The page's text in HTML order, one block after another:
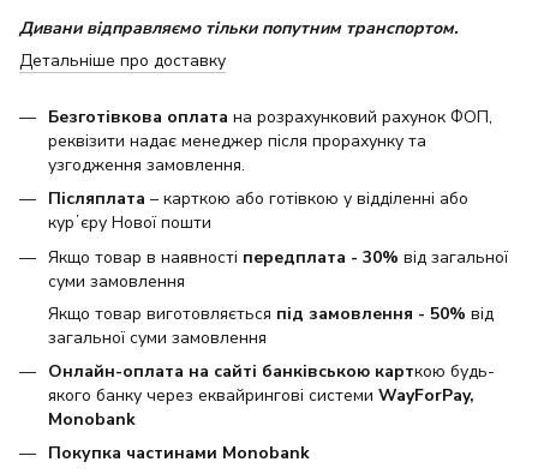
Дивани відправляємо тільки попутним транспортом.
Детальніше про доставку
Безготівкова оплата на розрахунковий рахунок ФОП,
реквізити надає менеджер після прорахунку та
узгодження замовлення.
Післяплата – карткою або готівкою у відділенні або
курʼєру Нової пошти
Якщо товар в наявності передплата - 30% від загальної
суми замовлення
Якщо товар виготовляється під замовлення - 50% від
загальної суми замовлення
Онлайн-оплата на сайті банківською карткою будь-
якого банку через еквайрингові системи WayForPay,
Monobank
Покупка частинами Monobank